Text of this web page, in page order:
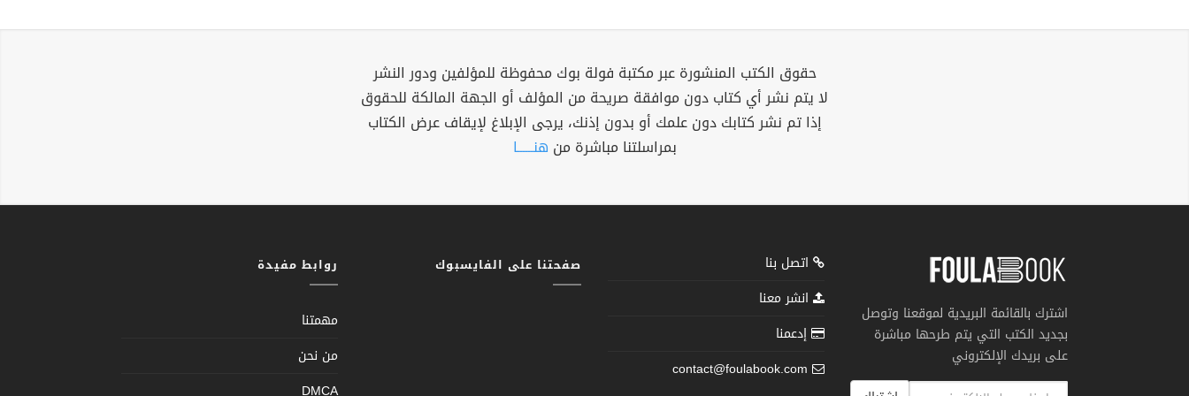
حقوق الكتب المنشورة عبر مكتبة فولة بوك محفوظة للمؤلفين ودور النشر
لا يتم نشر أي كتاب دون موافقة صريحة من المؤلف أو الجهة المالكة للحقوق
إذا تم نشر كتابك دون علمك أو بدون إذنك، يرجى الإبلاغ لإيقاف عرض الكتاب
بمراسلتنا مباشرة من هنــــــا
اشترك بالقائمة البريدية لموقعنا وتوصل
بجديد الكتب التي يتم طرحها مباشرة
على بريدك الإلكتروني
اتصل بنا
انشر معنا
إدعمنا
contact@foulabook.com
صفحتنا على الفايسبوك روابط مفيدة
مهمتنا
من نحن
DMCA